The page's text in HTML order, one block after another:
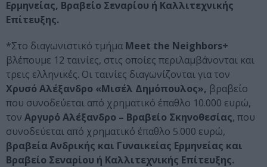
Ερμηνείας, Βραβείο Σεναρίου ή Καλλιτεχνικής
Επίτευξης.
*Στο διαγωνιστικό τμήμα Meet the Neighbors+
βλέπουμε 12 ταινίες, στις οποίες περιλαμβάνονται και
τρεις ελληνικές. Οι ταινίες διαγωνίζονται για τον
Χρυσό Αλέξανδρο «Μισέλ Δημόπουλος», βραβείο
που συνοδεύεται από χρηματικό έπαθλο 10.000 ευρώ,
τον Αργυρό Αλέξανδρο – Βραβείο Σκηνοθεσίας, που
συνοδεύεται από χρηματικό έπαθλο 5.000 ευρώ,
βραβεία Ανδρικής και Γυναικείας Ερμηνείας και
Βραβείο Σεναρίου ή Καλλιτεχνικής Επίτευξης.